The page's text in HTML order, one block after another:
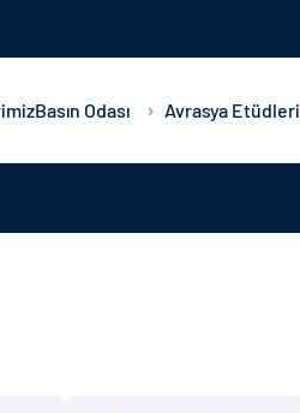
Basın Odası Avrasya Etüdleri